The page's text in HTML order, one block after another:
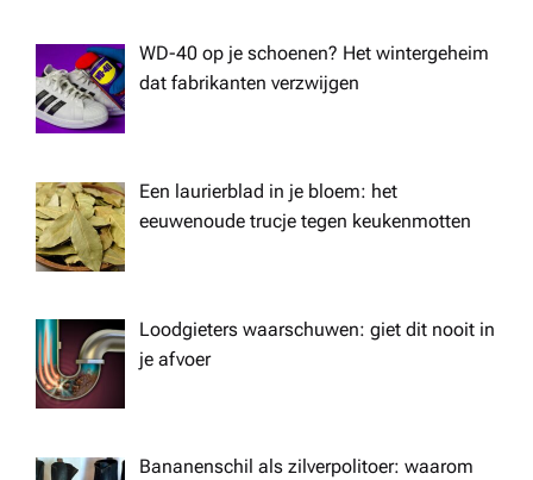
g
a
t
i
o
n
WD-40 op je schoenen? Het wintergeheim
dat fabrikanten verzwijgen
Een laurierblad in je bloem: het
eeuwenoude trucje tegen keukenmotten
Loodgieters waarschuwen: giet dit nooit in
je afvoer
Bananenschil als zilverpolitoer: waarom